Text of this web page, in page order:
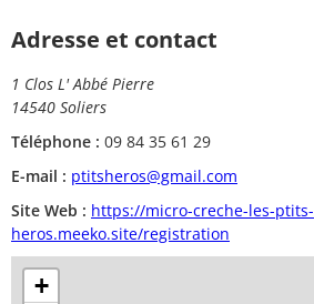
Adresse et contact
1 Clos L' Abbé Pierre
14540 Soliers
Téléphone : 09 84 35 61 29
E-mail : ptitsheros@gmail.com
Site Web : https://micro-creche-les-ptits-
heros.meeko.site/registration
+